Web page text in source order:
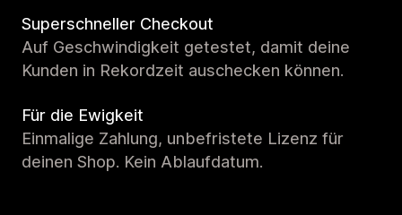
Superschneller Checkout
Auf Geschwindigkeit getestet, damit deine
Kunden in Rekordzeit auschecken können.
Für die Ewigkeit
Einmalige Zahlung, unbefristete Lizenz für
deinen Shop. Kein Ablaufdatum.